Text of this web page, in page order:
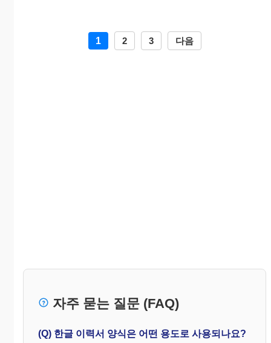
1 2 3 다음
자주 묻는 질문 (FAQ)
(Q) 한글 이력서 양식은 어떤 용도로 사용되나요?